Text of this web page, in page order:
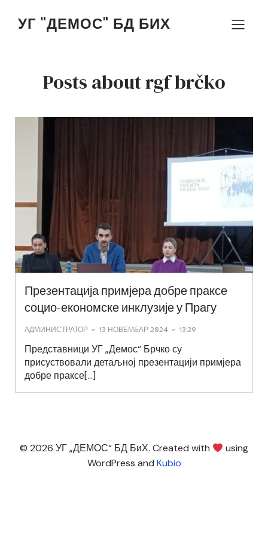
УГ "ДЕМОС" БД БИХ
Posts about rgf brčko
Презентација примјера добре праксе
социо-економске инклузије у Прагу
АДМИНИСТРАТОР - 13 НОВЕМБАР 2024 - 13:29
Представници УГ „Демос“ Брчко су
присуствовали детаљној презентацији примјера
добре праксе[…]
© 2026 УГ „ДЕМОС“ БД БиХ. Created with
using
WordPress and Kubio